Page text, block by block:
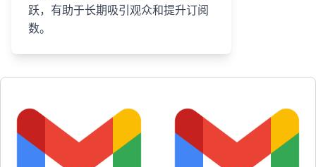
跃，有助于长期吸引观众和提升订阅
数。